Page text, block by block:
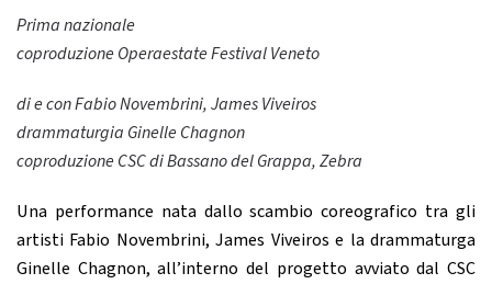
Prima nazionale
coproduzione Operaestate Festival Veneto
di e con Fabio Novembrini, James Viveiros
drammaturgia Ginelle Chagnon
coproduzione CSC di Bassano del Grappa, Zebra
Una performance nata dallo scambio coreografico tra gli
artisti Fabio Novembrini, James Viveiros e la drammaturga
Ginelle Chagnon, all’interno del progetto avviato dal CSC